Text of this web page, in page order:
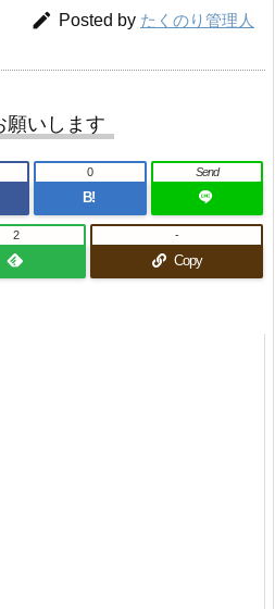
 Posted by たくのり管理人
願いします
B!
0 Send
2
Copy
-